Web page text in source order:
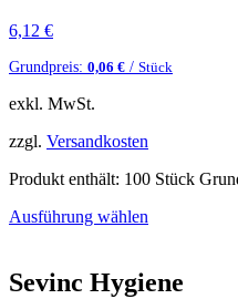
6,12 €
Grundpreis: 0,06 € / Stück
exkl. MwSt.
zzgl. Versandkosten
Produkt enthält: 100 Stück
Ausführung wählen
Sevinc Hygiene